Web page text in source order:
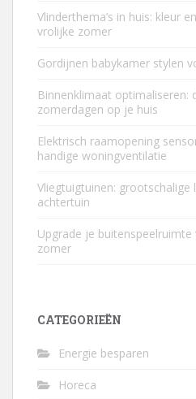
Vlinderthema’s in huis: kleur
vrolijke zomer
Gordijnen babykamer stylen
Binnenklimaat optimaliseren:
zomerdagen op je huis
Elektrisch raamopening
handige woningventilatie
Vliegtuigtuinen: grootschalige
achtertuin
Upgrade je
zomer
CATEGORIEËN
Energie besparen
Horeca